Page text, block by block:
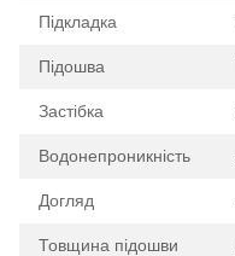
Підкладка
Підошва
Застібка
Водонепроникність
Догляд
Товщина підошви